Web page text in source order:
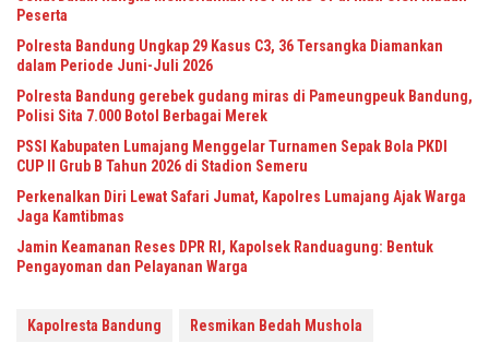
Peserta
Polresta Bandung Ungkap 29 Kasus C3, 36 Tersangka Diamankan
dalam Periode Juni-Juli 2026
Polresta Bandung gerebek gudang miras di Pameungpeuk Bandung,
Polisi Sita 7.000 Botol Berbagai Merek
PSSI Kabupaten Lumajang Menggelar Turnamen Sepak Bola PKDI
CUP II Grub B Tahun 2026 di Stadion Semeru
Perkenalkan Diri Lewat Safari Jumat, Kapolres Lumajang Ajak Warga
Jaga Kamtibmas
Jamin Keamanan Reses DPR RI, Kapolsek Randuagung: Bentuk
Pengayoman dan Pelayanan Warga
Kapolresta Bandung Resmikan Bedah Mushola